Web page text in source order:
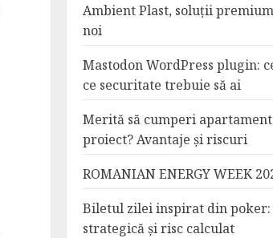
Ambient Plast, soluții
noi
Mastodon WordPress plugin:
ce securitate trebuie să ai
Merită să cumperi
proiect? Avantaje și riscuri
ROMANIAN ENERGY WEEK
Biletul zilei inspirat din
strategică și risc calculat